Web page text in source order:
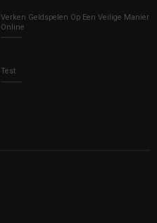
Verken Geldspelen Op Een Veilige Manier
Online
Test